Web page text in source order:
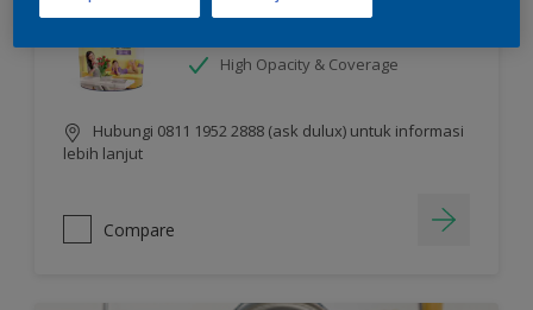
Sheen Finish
High Opacity & Coverage
Hubungi 0811 1952 2888 (ask dulux) untuk informasi
lebih lanjut
Compare